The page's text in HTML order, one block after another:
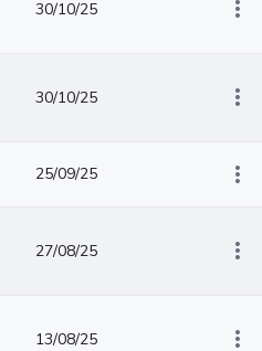
30/10/25
30/10/25
25/09/25
27/08/25
13/08/25